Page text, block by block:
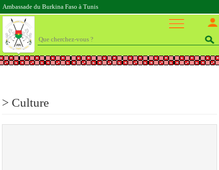
Ambassade du Burkina Faso à Tunis
> Culture